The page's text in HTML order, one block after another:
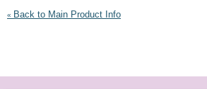
« Back to Main Product Info